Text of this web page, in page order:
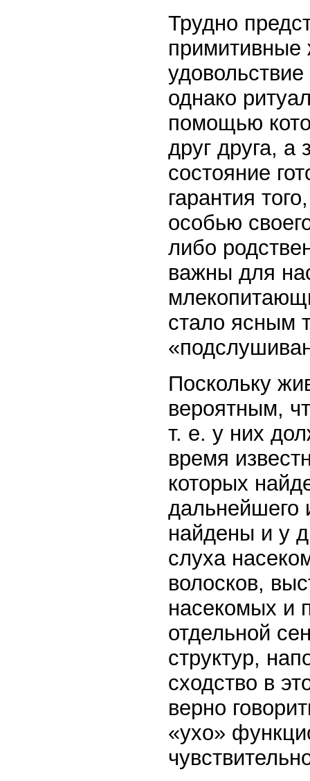
Трудно
примитивные
однако
помощью
друг друга, а
состояние
гарантия
особью
либо
важны для
стало ясным
Поскольку
вероятным,
т. е. у них
время
которых
дальнейшего
найдены и у
слуха
волосков,
насекомых и
отдельной
структур,
сходство в
верно
«ухо»